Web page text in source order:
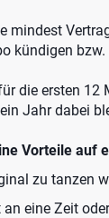
mindest
kündigen
die ersten
Jahr dabei
Vorteile auf
zu tanzen
eine Zeit